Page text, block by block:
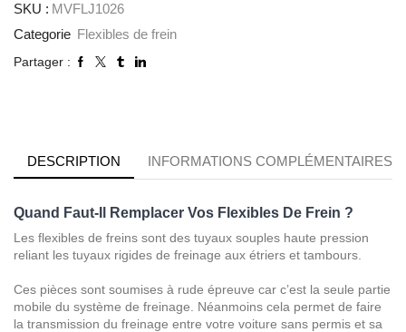
63CM
SKU : MVFLJ1026
Categorie Flexibles de frein
Partager :
DESCRIPTION INFORMATIONS COMPLÉMENTAIRES
Quand Faut-Il Remplacer Vos Flexibles De Frein ?
Les flexibles de freins sont des tuyaux souples haute pression
reliant les tuyaux rigides de freinage aux étriers et tambours.
Ces pièces sont soumises à rude épreuve car c’est la seule partie
mobile du système de freinage. Néanmoins cela permet de faire
la transmission du freinage entre votre voiture sans permis et sa